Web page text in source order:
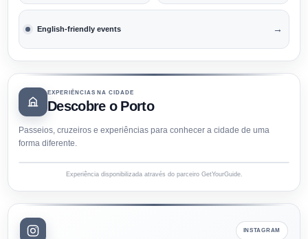
English-friendly events →
EXPERIÊNCIAS NA CIDADE
Descobre o Porto
Passeios, cruzeiros e experiências para conhecer a cidade de uma
forma diferente.
Experiência disponibilizada através do parceiro GetYourGuide.
INSTAGRAM